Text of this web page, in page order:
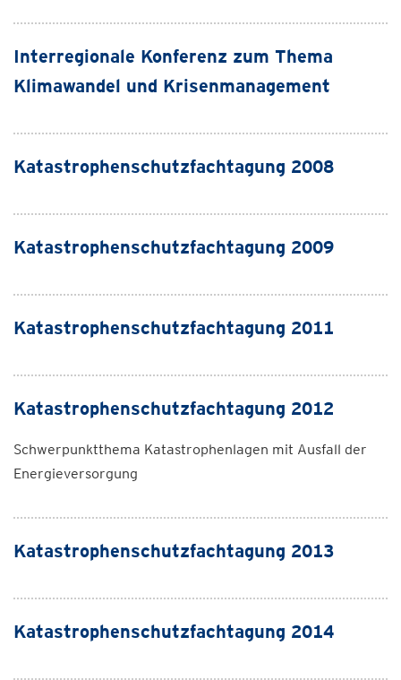
Interregionale Konferenz zum Thema
Klimawandel und Krisenmanagement
Katastrophenschutzfachtagung 2008
Katastrophenschutzfachtagung 2009
Katastrophenschutzfachtagung 2011
Katastrophenschutzfachtagung 2012
Schwerpunktthema Katastrophenlagen mit Ausfall der
Energieversorgung
Katastrophenschutzfachtagung 2013
Katastrophenschutzfachtagung 2014